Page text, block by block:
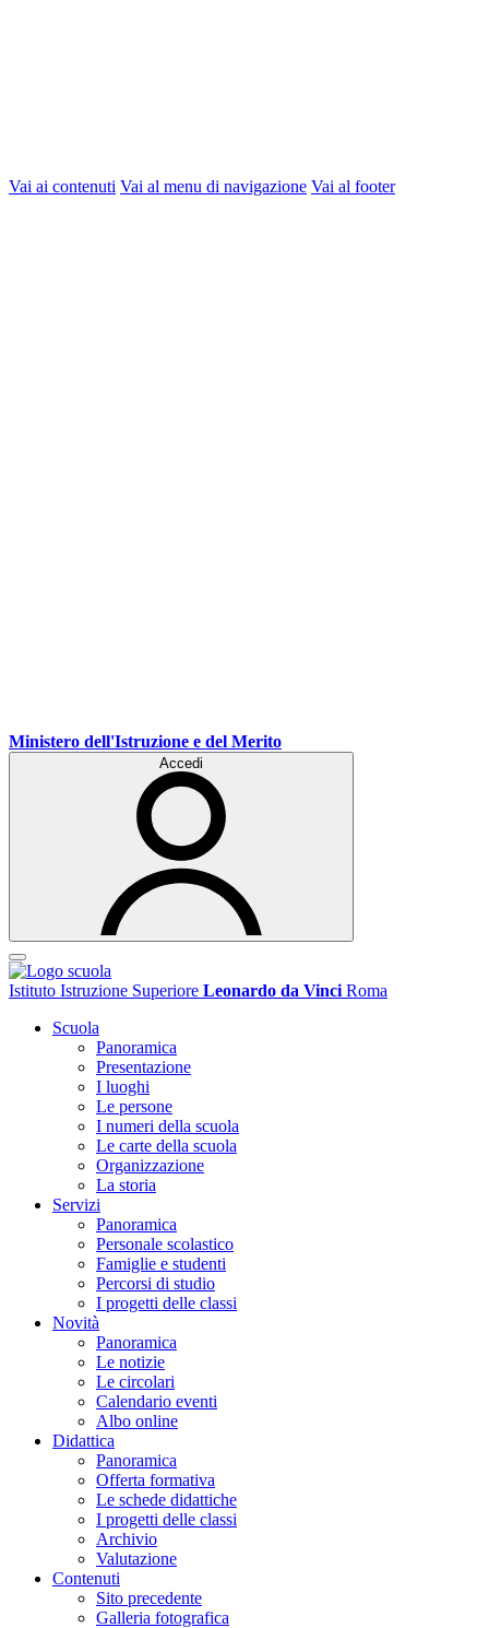
Vai ai contenuti Vai al menu di navigazione Vai al footer
Ministero dell'Istruzione e del Merito
Accedi
Istituto Istruzione Superiore Leonardo da Vinci Roma
Scuola
Panoramica
Presentazione
I luoghi
Le persone
I numeri della scuola
Le carte della scuola
Organizzazione
La storia
Servizi
Panoramica
Personale scolastico
Famiglie e studenti
Percorsi di studio
I progetti delle classi
Novità
Panoramica
Le notizie
Le circolari
Calendario eventi
Albo online
Didattica
Panoramica
Offerta formativa
Le schede didattiche
I progetti delle classi
Archivio
Valutazione
Contenuti
Sito precedente
Galleria fotografica